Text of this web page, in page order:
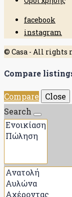
facebook
instagram
© Casa - All rights
Compare
Compare
Close
Search